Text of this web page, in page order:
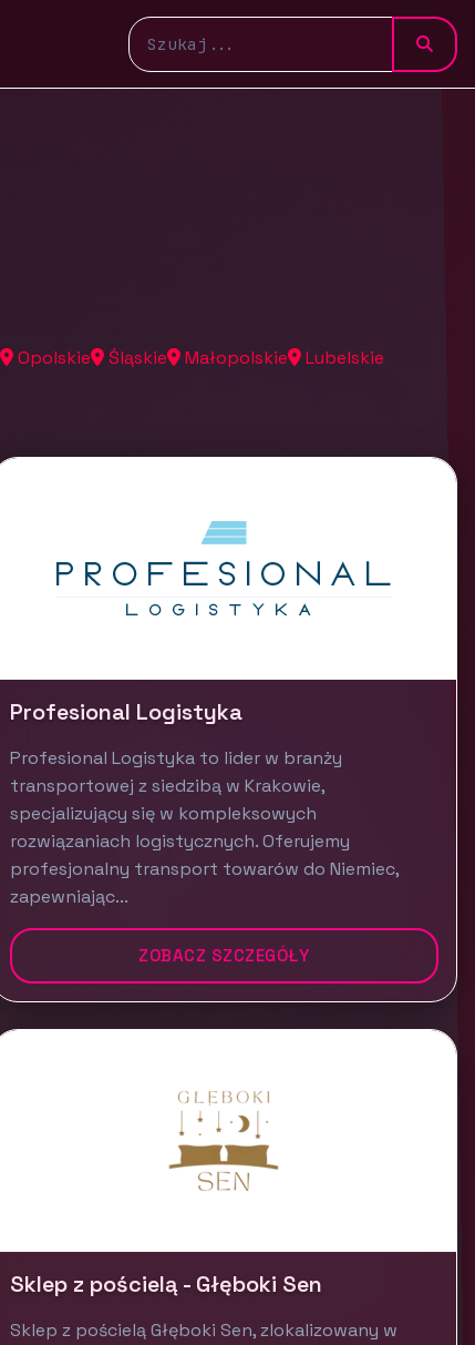
Opolskie Śląskie Małopolskie
Lubelskie
Profesional Logistyka
Profesional Logistyka to lider w branży
transportowej z siedzibą w Krakowie,
specjalizujący się w kompleksowych
rozwiązaniach logistycznych. Oferujemy
profesjonalny transport towarów do Niemiec,
zapewniając...
ZOBACZ SZCZEGÓŁY
Sklep z pościelą - Głęboki Sen
Sklep z pościelą Głęboki Sen, zlokalizowany w